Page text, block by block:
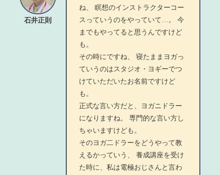
石井正則
ね、 瞑想のインストラクターコー
スっていうのをやっていて…。 今
までもやってると思うんですけど
も。
その時にですね、 寝たままヨガっ
ていうのはスタジオ・ヨギーでつ
けていただいたお名前ですけど
も。
正式な言い方だと、ヨガニドラー
になりますね。 専門的な言い方し
ちゃいますけども。
そのヨガ二ドラーをどうやって教
えるかっていう、 養成講座を受け
た時に、私は電極おじさんと言わ